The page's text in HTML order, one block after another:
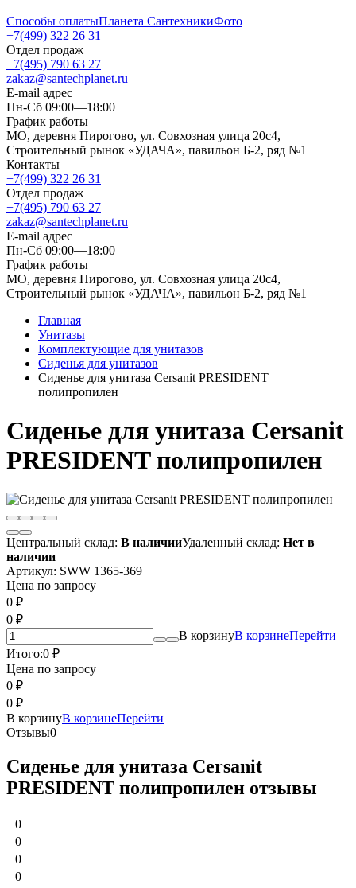
Способы оплатыПланета СантехникиФото
+7(499) 322 26 31
Отдел продаж
+7(495) 790 63 27
zakaz@santechplanet.ru
E-mail адрес
Пн-Сб 09:00—18:00
График работы
МО, деревня Пирогово, ул. Совхозная улица 20с4,
Строительный рынок «УДАЧА», павильон Б-2, ряд №1
Контакты
+7(499) 322 26 31
Отдел продаж
+7(495) 790 63 27
zakaz@santechplanet.ru
E-mail адрес
Пн-Сб 09:00—18:00
График работы
МО, деревня Пирогово, ул. Совхозная улица 20с4,
Строительный рынок «УДАЧА», павильон Б-2, ряд №1
Главная
Унитазы
Комплектующие для унитазов
Сиденья для унитазов
Сиденье для унитаза Cersanit PRESIDENT
полипропилен
Сиденье для унитаза Cersanit
PRESIDENT полипропилен
Центральный склад: В наличииУдаленный склад: Нет в
наличии
Артикул: SWW 1365-369
Цена по запросу
0 ₽
0 ₽
В корзинуВ корзинеПерейти
Итого:0 ₽
Цена по запросу
0 ₽
0 ₽
В корзинуВ корзинеПерейти
Отзывы0
Сиденье для унитаза Cersanit
PRESIDENT полипропилен отзывы
0
0
0
0